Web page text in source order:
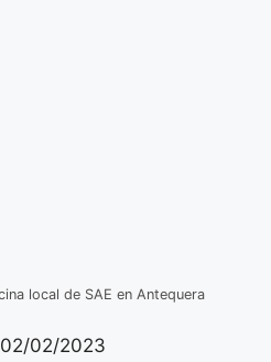
local de SAE en Antequera
02/02/2023